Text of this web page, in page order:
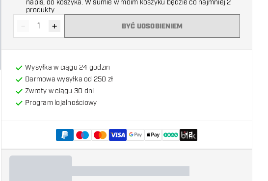
napis, do koszyka. W sumie w moim koszyku będzie co najmniej 2
produkty.
Zmniejsz ilość
- Zwiększ ilość
+ BYĆ UOSOBIENIEM
Wysyłka w ciągu 24 godzin
Darmowa wysyłka od 250 zł
Zwroty w ciągu 30 dni
Program lojalnościowy
+2